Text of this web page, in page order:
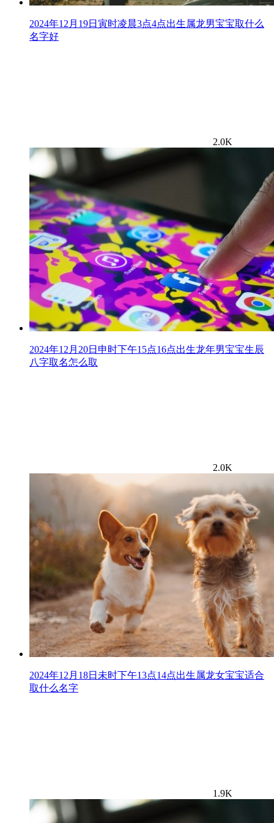
2024年12月19日寅时凌晨3点4点出生属龙男宝宝取什么
名字好
2.0K
2024年12月20日申时下午15点16点出生龙年男宝宝生辰
八字取名怎么取
2.0K
2024年12月18日未时下午13点14点出生属龙女宝宝适合
取什么名字
1.9K